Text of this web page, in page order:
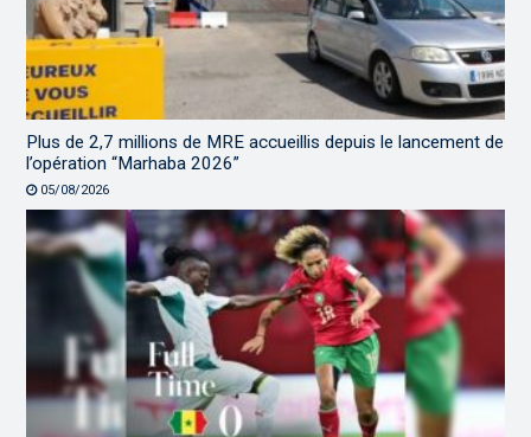
Plus de 2,7 millions de MRE accueillis depuis le lancement de
l’opération “Marhaba 2026”
05/08/2026